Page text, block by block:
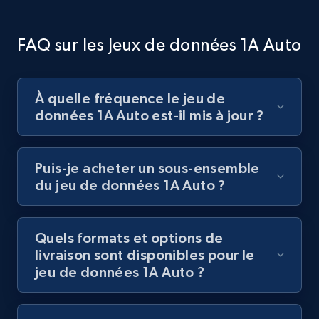
FAQ sur les Jeux de données 1A Auto
À quelle fréquence le jeu de
données 1A Auto est-il mis à jour ?
Puis-je acheter un sous-ensemble
du jeu de données 1A Auto ?
Quels formats et options de
livraison sont disponibles pour le
jeu de données 1A Auto ?